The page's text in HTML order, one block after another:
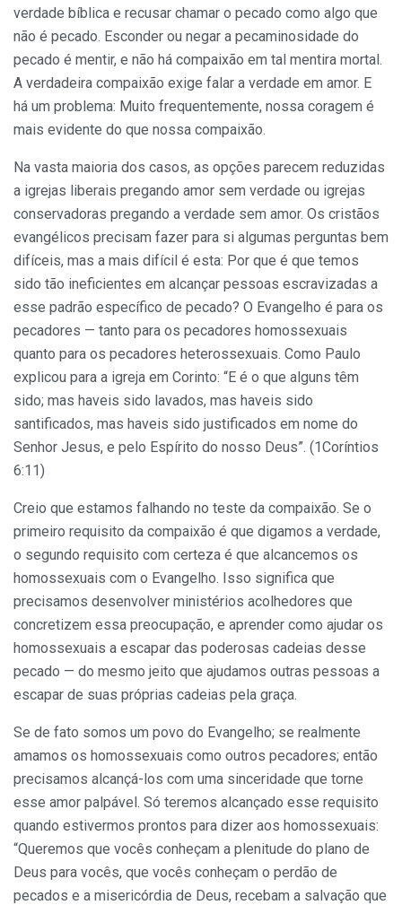
verdade bíblica e recusar chamar o pecado como algo que
não é pecado. Esconder ou negar a pecaminosidade do
pecado é mentir, e não há compaixão em tal mentira mortal.
A verdadeira compaixão exige falar a verdade em amor. E
há um problema: Muito frequentemente, nossa coragem é
mais evidente do que nossa compaixão.
Na vasta maioria dos casos, as opções parecem reduzidas
a igrejas liberais pregando amor sem verdade ou igrejas
conservadoras pregando a verdade sem amor. Os cristãos
evangélicos precisam fazer para si algumas perguntas bem
difíceis, mas a mais difícil é esta: Por que é que temos
sido tão ineficientes em alcançar pessoas escravizadas a
esse padrão específico de pecado? O Evangelho é para os
pecadores — tanto para os pecadores homossexuais
quanto para os pecadores heterossexuais. Como Paulo
explicou para a igreja em Corinto: “E é o que alguns têm
sido; mas haveis sido lavados, mas haveis sido
santificados, mas haveis sido justificados em nome do
Senhor Jesus, e pelo Espírito do nosso Deus”. (1Coríntios
6:11)
Creio que estamos falhando no teste da compaixão. Se o
primeiro requisito da compaixão é que digamos a verdade,
o segundo requisito com certeza é que alcancemos os
homossexuais com o Evangelho. Isso significa que
precisamos desenvolver ministérios acolhedores que
concretizem essa preocupação, e aprender como ajudar os
homossexuais a escapar das poderosas cadeias desse
pecado — do mesmo jeito que ajudamos outras pessoas a
escapar de suas próprias cadeias pela graça.
Se de fato somos um povo do Evangelho; se realmente
amamos os homossexuais como outros pecadores; então
precisamos alcançá-los com uma sinceridade que torne
esse amor palpável. Só teremos alcançado esse requisito
quando estivermos prontos para dizer aos homossexuais:
“Queremos que vocês conheçam a plenitude do plano de
Deus para vocês, que vocês conheçam o perdão de
pecados e a misericórdia de Deus, recebam a salvação que